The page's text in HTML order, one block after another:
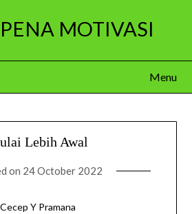
MOTIVASI
Menu
Lebih Awal
on 24 October 2022
Cecep Y Pramana